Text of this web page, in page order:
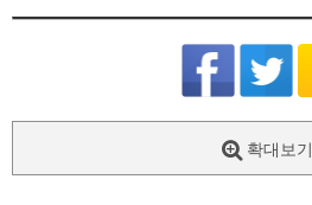
확대보기